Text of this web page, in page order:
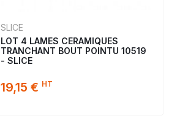
SLICE
LOT 4 LAMES CERAMIQUES
TRANCHANT BOUT POINTU 10519
- SLICE
19,15 € HT